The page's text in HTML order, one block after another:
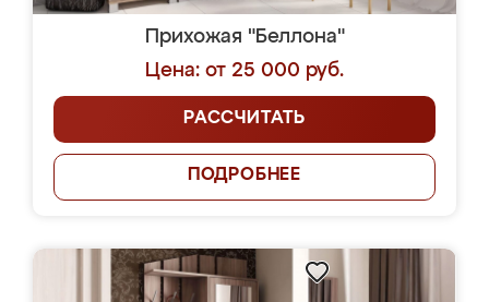
Прихожая "Беллона"
Цена: от 25 000 руб.
РАССЧИТАТЬ
ПОДРОБНЕЕ